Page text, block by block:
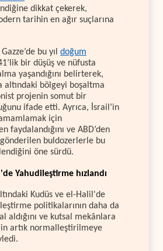
dikkat çekerek,
tarihin en ağır suçlarına
bu yıl doğum
bir düşüş ve nüfusta
yaşandığını belirterek,
altındaki bölgeyi boşaltma
projenin somut bir
ifade etti. Ayrıca, İsrail’in
için
faydalandığını ve ABD’den
buldozerlerle bu
öne sürdü.
Yahudileştirme hızlandı
Kudüs ve el-Halil'de
politikalarının daha da
aldığını ve kutsal mekânlara
artık normalleştirilmeye